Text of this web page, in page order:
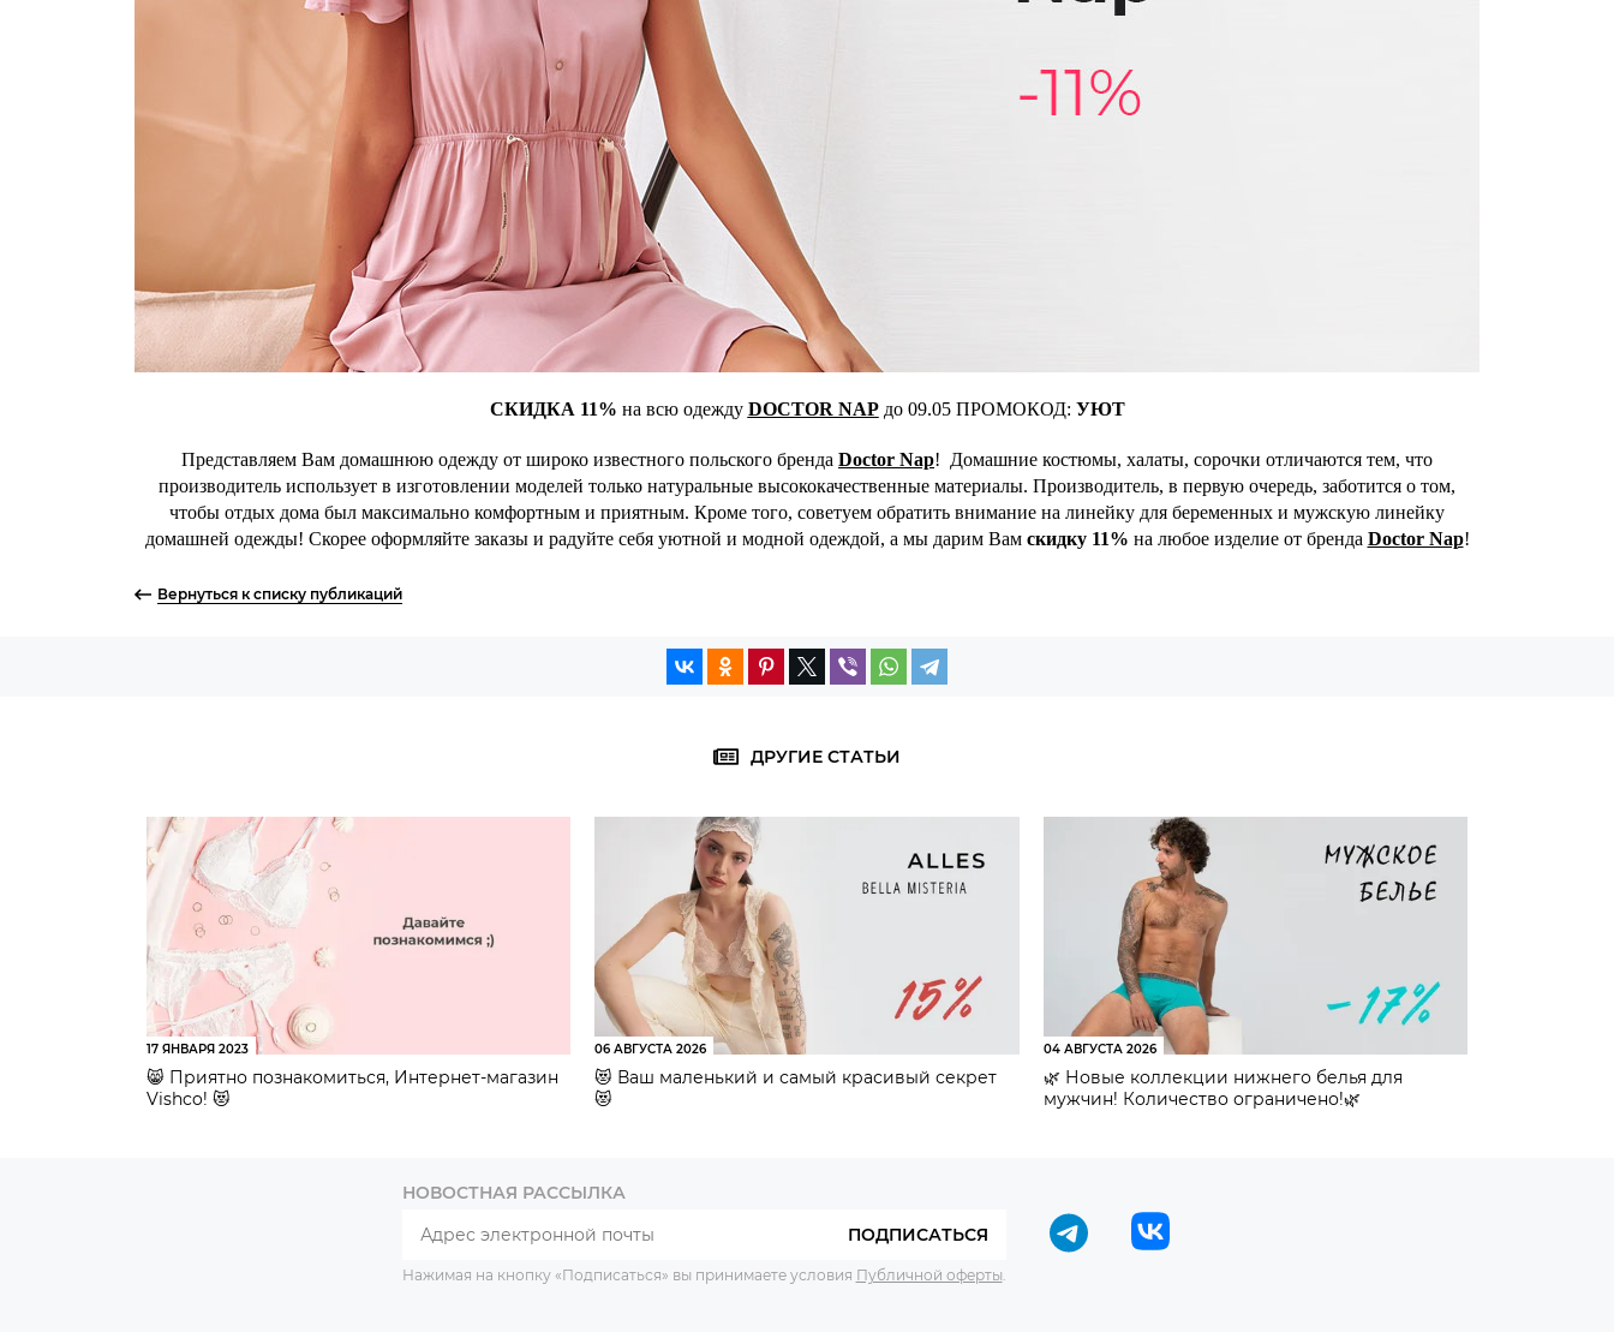
СКИДКА 11% на всю одежду DOCTOR NAPдо 09.05 ПРОМОКОД: УЮТ
Представляем Вам домашнюю одежду от широко известного польского бренда Doctor Nap! Домашние костюмы, халаты, сорочки отличаются тем, что
производитель использует в изготовлении моделей только натуральные высококачественные материалы. Производитель, в первую очередь, заботится о том,
чтобы отдых дома был максимально комфортным и приятным. Кроме того, советуем обратить внимание на линейку для беременных и мужскую линейку
домашней одежды! Скорее оформляйте заказы и радуйте себя уютной и модной одеждой, а мы дарим Вам скидку 11% на любое изделие от бренда Doctor Nap!
Вернуться к списку публикаций
ДРУГИЕ СТАТЬИ
17 ЯНВАРЯ 2023
😸 Приятно познакомиться, Интернет-магазин
Vishco! 😻
06 АВГУСТА 2026
😻 Ваш маленький и самый красивый секрет
😻
04 АВГУСТА 2026
🌿 Новые коллекции нижнего белья для
мужчин! Количество ограничено!🌿
НОВОСТНАЯ РАССЫЛКА
ПОДПИСАТЬСЯ
Нажимая на кнопку «Подписаться» вы принимаете условия Публичной оферты